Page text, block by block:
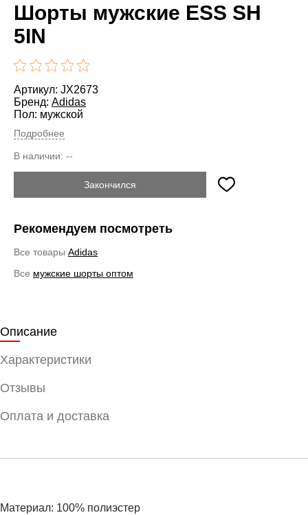
Шорты мужские ESS SH
5IN
Артикул: JX2673
Бренд: Adidas
Пол: мужской
Подробнее
В наличии: --
Закончился
Рекомендуем посмотреть
Все товары Adidas
Все мужские шорты оптом
Описание
Характеристики
Отзывы
Оплата и доставка
Материал: 100% полиэстер